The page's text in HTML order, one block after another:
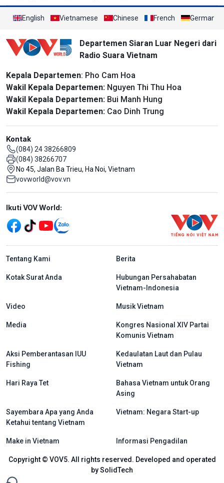
English Vietnamese Chinese French German
Departemen Siaran Luar Negeri dari
Radio Suara Vietnam
Kepala Departemen: Pho Cam Hoa
Wakil Kepala Departemen: Nguyen Thi Thu Hoa
Wakil Kepala Departemen: Bui Manh Hung
Wakil Kepala Departemen: Cao Dinh Trung
Kontak
(084) 24 38266809
(084) 38266707
No 45, Jalan Ba Trieu, Ha Noi, Vietnam
vovworld@vov.vn
Mạng xã hội
Ikuti VOV World:
menu footer tiếng Indo
Tentang Kami Berita
Kotak Surat Anda
Hubungan Persahabatan
Vietnam-Indonesia
Video Musik Vietnam
Media
Kongres Nasional XIV Partai
Komunis Vietnam
Aksi Pemberantasan IUU
Fishing
Kedaulatan Laut dan Pulau
Vietnam
Hari Raya Tet
Bahasa Vietnam untuk Orang
Asing
Sayembara Apa yang Anda
Ketahui tentang Vietnam
Vietnam: Negara Start-up
Make in Vietnam Informasi Pengadilan
Copyright © VOV5. All rights reserved. Developed and operated
by SolidTech